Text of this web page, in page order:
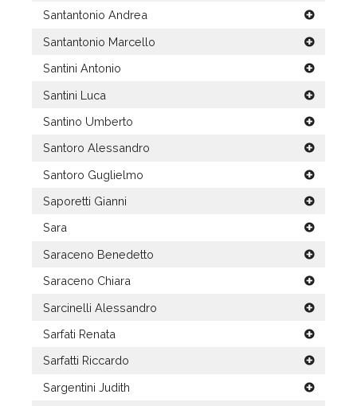
Santantonio Andrea
Santantonio Marcello
Santini Antonio
Santini Luca
Santino Umberto
Santoro Alessandro
Santoro Guglielmo
Saporetti Gianni
Sara
Saraceno Benedetto
Saraceno Chiara
Sarcinelli Alessandro
Sarfati Renata
Sarfatti Riccardo
Sargentini Judith